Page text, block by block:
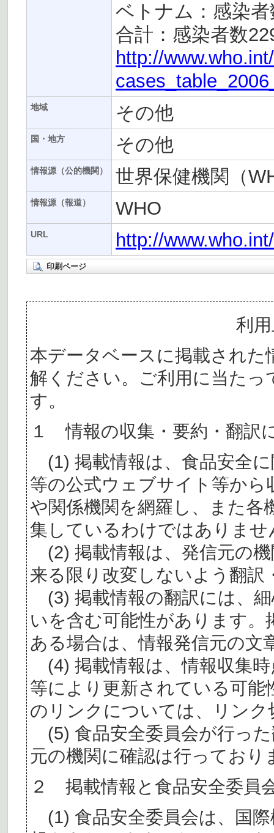
ベトナム：感染
合計：感染者数
http://
地域 その他
国・地方 その他
情報源（公的機関） 世界保健機関（
情報源（報道） WHO
URL http://
印刷ページ
利
本データベースに掲載された
解ください。ご利用に当た
す。
１ 情報の収集・要約・翻訳
(1) 掲載情報は、食品安全
等の公式ウェブサイト等か
や関係機関を網羅し、また各
集しているわけではありませ
(2) 掲載情報は、発信元の
来る限り改変しないよう翻訳
(3) 掲載情報の翻訳には、
いを含む可能性があります。
ある場合は、情報発信元の文
(4) 掲載情報は、情報収集
等により更新されている可
のリンクについては、リン
(5) 食品安全委員会が行っ
元の機関に確認は行っており
２ 掲載情報と食品安全委員
(1) 食品安全委員会は、国